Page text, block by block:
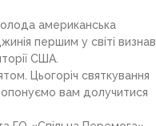
американська
першим у світі визнав
США.
Цьогоріч святкування
вам долучитися